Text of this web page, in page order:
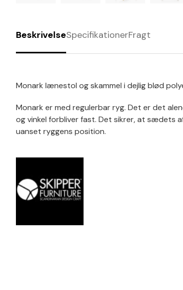
BeskrivelseSpecifikationerFragt
Monark lænestol og skammel i dejlig blød
Monark er med regulerbar ryg. Det er det
og vinkel forbliver fast. Det sikrer, at sædets
uanset ryggens position.